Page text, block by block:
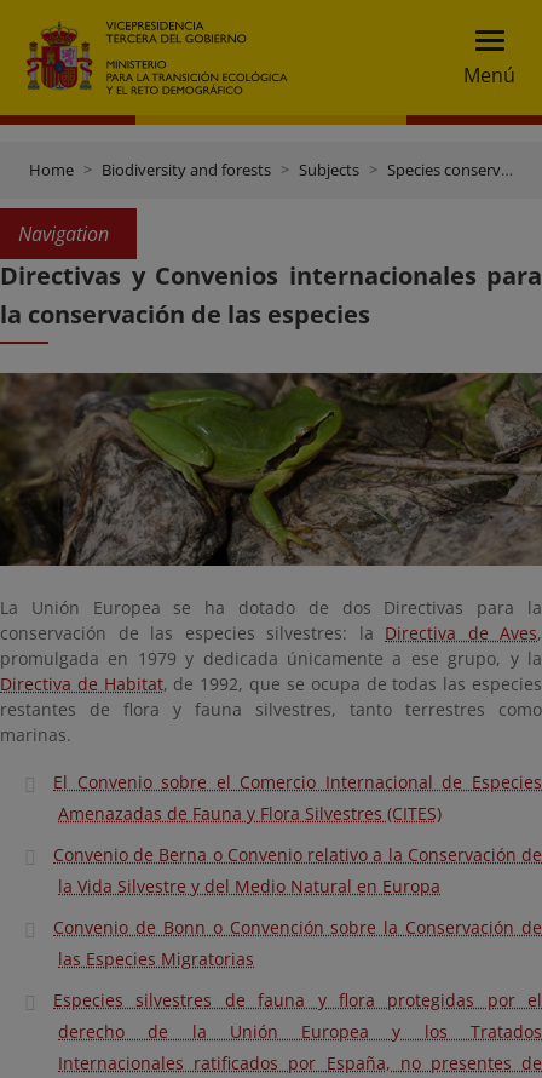
Menú
Home Biodiversity and forests Subjects Species conservation
Navigation
Directivas y Convenios internacionales para
la conservación de las especies
La Unión Europea se ha dotado de dos Directivas para la
conservación de las especies silvestres: la Directiva de Aves,
promulgada en 1979 y dedicada únicamente a ese grupo, y la
Directiva de Habitat, de 1992, que se ocupa de todas las especies
restantes de flora y fauna silvestres, tanto terrestres como
marinas.
El Convenio sobre el Comercio Internacional de Especies
Amenazadas de Fauna y Flora Silvestres (CITES)
Convenio de Berna o Convenio relativo a la Conservación de
la Vida Silvestre y del Medio Natural en Europa
Convenio de Bonn o Convención sobre la Conservación de
las Especies Migratorias
Especies silvestres de fauna y flora protegidas por el
derecho de la Unión Europea y los Tratados
Internacionales ratificados por España, no presentes de